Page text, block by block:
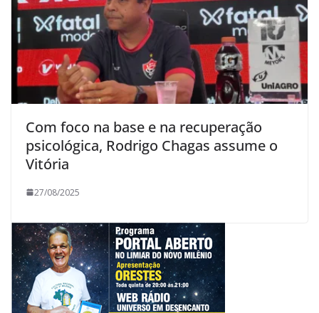
Com foco na base e na recuperação
psicológica, Rodrigo Chagas assume o
Vitória
27/08/2025